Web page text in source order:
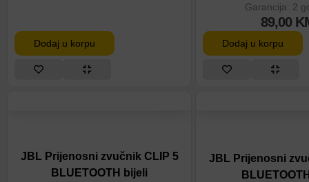
Dodaj u korpu
Garancija: 2
89,00
Dodaj u korpu
JBL Prijenosni zvučnik CLIP 5
BLUETOOTH bijeli
JBL Prijenosni